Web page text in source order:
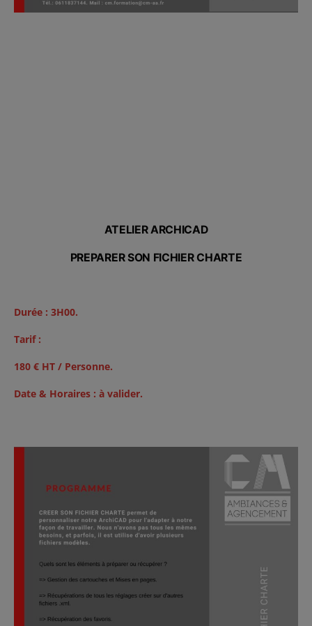
ATELIER ARCHICAD
PREPARER SON FICHIER CHARTE
Durée : 3H00.
Tarif :
180 € HT / Personne.
Date & Horaires : à valider.